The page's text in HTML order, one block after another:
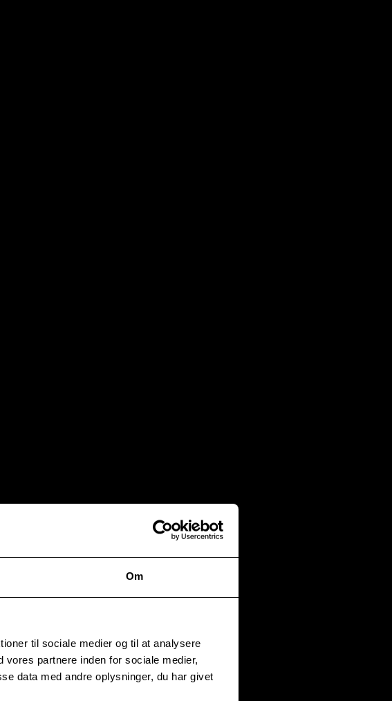
Om
til sociale medier og til at analysere
partnere inden for sociale medier,
data med andre oplysninger, du har givet